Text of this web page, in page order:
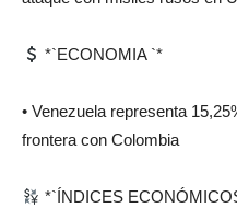
*`ECONOMIA `*
• Venezuela representa
frontera con Colombia
*`ÍNDICES